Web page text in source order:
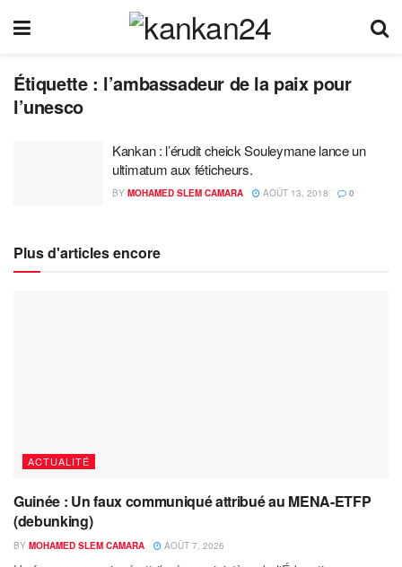
Étiquette : l’ambassadeur de la paix pour
l’unesco
Kankan : l’érudit cheick Souleymane lance un
ultimatum aux féticheurs.
BY MOHAMED SLEM CAMARA AOÛT 13, 2018 0
Plus d'articles encore
ACTUALITÉ
Guinée : Un faux communiqué attribué au MENA-ETFP
(debunking)
BY MOHAMED SLEM CAMARA AOÛT 7, 2026